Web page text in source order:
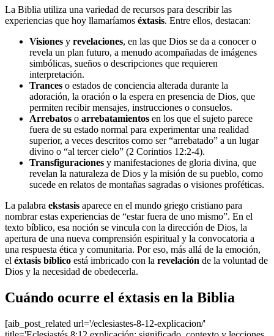
La Biblia utiliza una variedad de recursos para describir las
experiencias que hoy llamaríamos éxtasis. Entre ellos, destacan:
Visiones y revelaciones, en las que Dios se da a conocer o
revela un plan futuro, a menudo acompañadas de imágenes
simbólicas, sueños o descripciones que requieren
interpretación.
Trances o estados de conciencia alterada durante la
adoración, la oración o la espera en presencia de Dios, que
permiten recibir mensajes, instrucciones o consuelos.
Arrebatos o arrebatamientos en los que el sujeto parece
fuera de su estado normal para experimentar una realidad
superior, a veces descritos como ser “arrebatado” a un lugar
divino o “al tercer cielo” (2 Corintios 12:2-4).
Transfiguraciones y manifestaciones de gloria divina, que
revelan la naturaleza de Dios y la misión de su pueblo, como
sucede en relatos de montañas sagradas o visiones proféticas.
La palabra ekstasis aparece en el mundo griego cristiano para
nombrar estas experiencias de “estar fuera de uno mismo”. En el
texto bíblico, esa noción se vincula con la dirección de Dios, la
apertura de una nueva comprensión espiritual y la convocatoria a
una respuesta ética y comunitaria. Por eso, más allá de la emoción,
el éxtasis bíblico está imbricado con la revelación de la voluntad de
Dios y la necesidad de obedecerla.
Cuándo ocurre el éxtasis en la Biblia
[aib_post_related url='/eclesiastes-8-12-explicacion/'